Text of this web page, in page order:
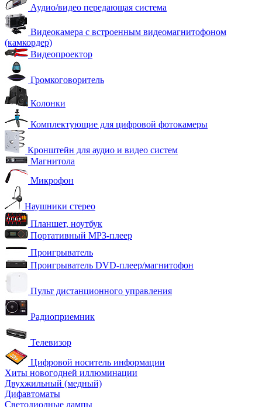
Аудио/видео передающая система
Видеокамера с встроенным видеомагнитофоном
(камкордер)
Видеопроектор
Громкоговоритель
Колонки
Комплектующие для цифровой фотокамеры
Кронштейн для аудио и видео систем
Магнитола
Микрофон
Наушники стерео
Планшет, ноутбук
Портативный MP3-плеер
Проигрыватель
Проигрыватель DVD-плеер/магнитофон
Пульт дистанционного управления
Радиоприемник
Телевизор
Цифровой носитель информации
Хиты новогодней иллюминации
Двухжильный (медный)
Дифавтоматы
Светодиодные лампы